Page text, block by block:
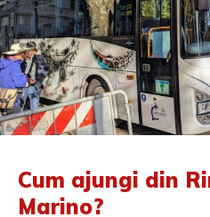
Cum ajungi din
Marino?